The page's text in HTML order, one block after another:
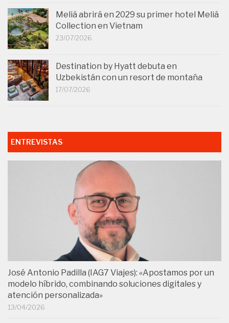
Meliá abrirá en 2029 su primer hotel Meliá
Collection en Vietnam
23/07/2026
Destination by Hyatt debuta en
Uzbekistán con un resort de montaña
17/07/2026
ENTREVISTAS
José Antonio Padilla (IAG7 Viajes): «Apostamos por un
modelo híbrido, combinando soluciones digitales y
atención personalizada»
13/04/2026